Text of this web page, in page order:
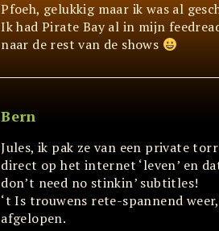
Pfoeh, gelukkig maar ik was al
Ik had Pirate Bay al in mijn
naar de rest van de shows
Bern
Jules, ik pak ze van een private
direct op het internet ‘leven’ en
don’t need no stinkin’ subtitles!
‘t Is trouwens rete-spannend
afgelopen.